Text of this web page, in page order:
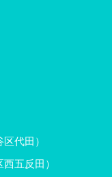
代田）
五反田）